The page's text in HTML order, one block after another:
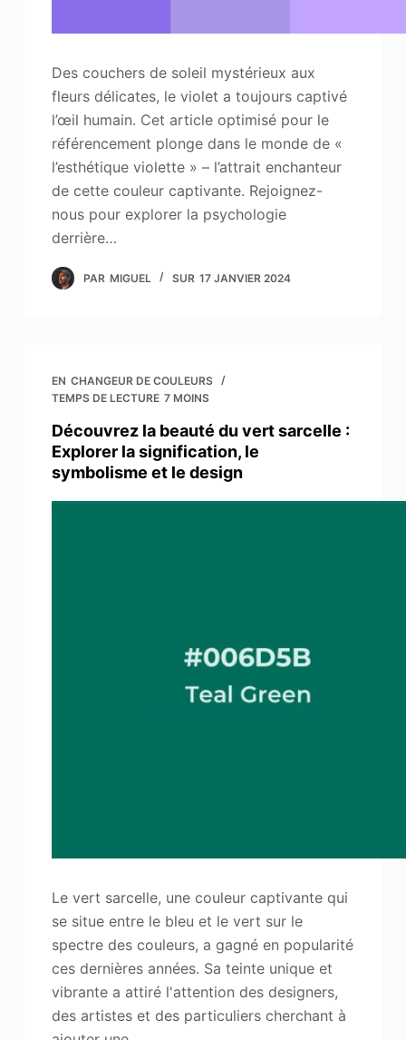
Des couchers de soleil mystérieux aux
fleurs délicates, le violet a toujours captivé
l’œil humain. Cet article optimisé pour le
référencement plonge dans le monde de «
l’esthétique violette » – l’attrait enchanteur
de cette couleur captivante. Rejoignez-
nous pour explorer la psychologie
derrière…
PAR MIGUEL SUR 17 JANVIER 2024
EN CHANGEUR DE COULEURS
TEMPS DE LECTURE 7 MOINS
Découvrez la beauté du vert sarcelle :
Explorer la signification, le
symbolisme et le design
Le vert sarcelle, une couleur captivante qui
se situe entre le bleu et le vert sur le
spectre des couleurs, a gagné en popularité
ces dernières années. Sa teinte unique et
vibrante a attiré l'attention des designers,
des artistes et des particuliers cherchant à